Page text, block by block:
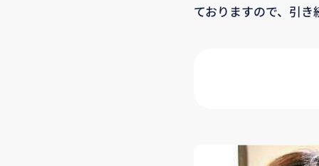
ておりますので、引